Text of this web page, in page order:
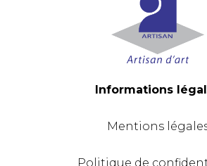
Informations
Mentions
Politique de